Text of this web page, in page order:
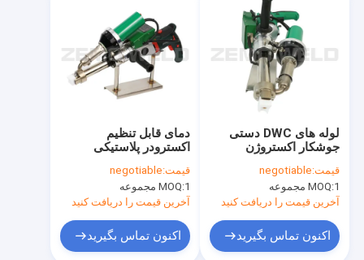
دمای قابل تنظیم
اکسترودر پلاستیکی
جوشکار پلاستیک دستی
قابل حمل
قیمت:negotiable
MOQ:1 مجموعه
آخرین قیمت را دریافت کنید
اکنون تماس بگیرید
لوله های DWC دستی
جوشکار اکستروژن
2KG/H برای استخر
ماهی
قیمت:negotiable
MOQ:1 مجموعه
آخرین قیمت را دریافت کنید
اکنون تماس بگیرید